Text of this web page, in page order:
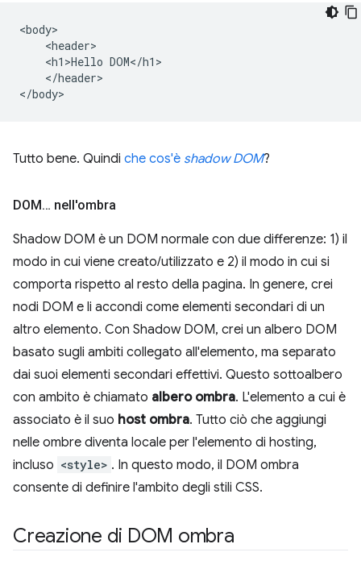
<body>
    <header>
    <h1>Hello DOM</h1>
    </header>
Tutto bene. Quindi che cos'è shadow DOM?
DOM… nell'ombra
Shadow DOM è un DOM normale con due differenze: 1) il
modo in cui viene creato/utilizzato e 2) il modo in cui si
comporta rispetto al resto della pagina. In genere, crei
nodi DOM e li accondi come elementi secondari di un
altro elemento. Con Shadow DOM, crei un albero DOM
basato sugli ambiti collegato all'elemento, ma separato
dai suoi elementi secondari effettivi. Questo sottoalbero
con ambito è chiamato albero ombra. L'elemento a cui è
associato è il suo host ombra. Tutto ciò che aggiungi
nelle ombre diventa locale per l'elemento di hosting,
incluso <style> . In questo modo, il DOM ombra
consente di definire l'ambito degli stili CSS.
Creazione di DOM ombra